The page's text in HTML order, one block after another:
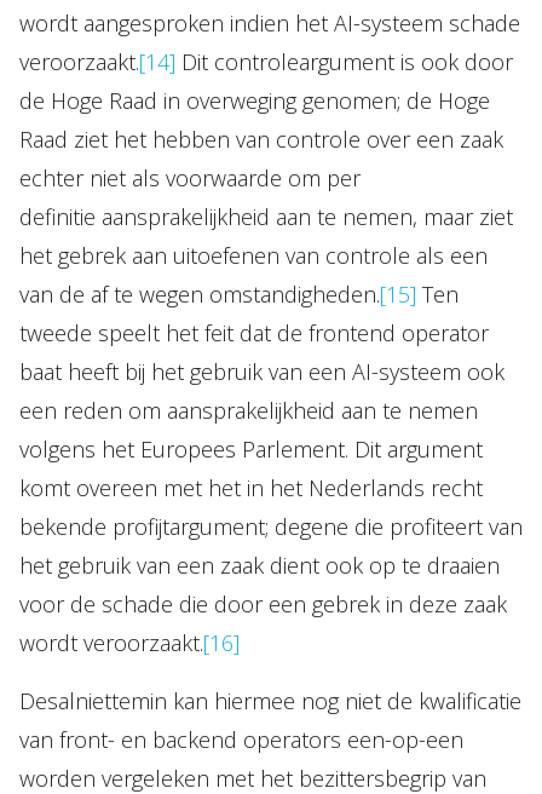
wordt aangesproken indien het AI-systeem schade
veroorzaakt.[14] Dit controleargument is ook door
de Hoge Raad in overweging genomen; de Hoge
Raad ziet het hebben van controle over een zaak
echter niet als voorwaarde om per
definitie aansprakelijkheid aan te nemen, maar ziet
het gebrek aan uitoefenen van controle als een
van de af te wegen omstandigheden.[15] Ten
tweede speelt het feit dat de frontend operator
baat heeft bij het gebruik van een AI-systeem ook
een reden om aansprakelijkheid aan te nemen
volgens het Europees Parlement. Dit argument
komt overeen met het in het Nederlands recht
bekende profijtargument; degene die profiteert van
het gebruik van een zaak dient ook op te draaien
voor de schade die door een gebrek in deze zaak
wordt veroorzaakt.[16]
Desalniettemin kan hiermee nog niet de kwalificatie
van front- en backend operators een-op-een
worden vergeleken met het bezittersbegrip van